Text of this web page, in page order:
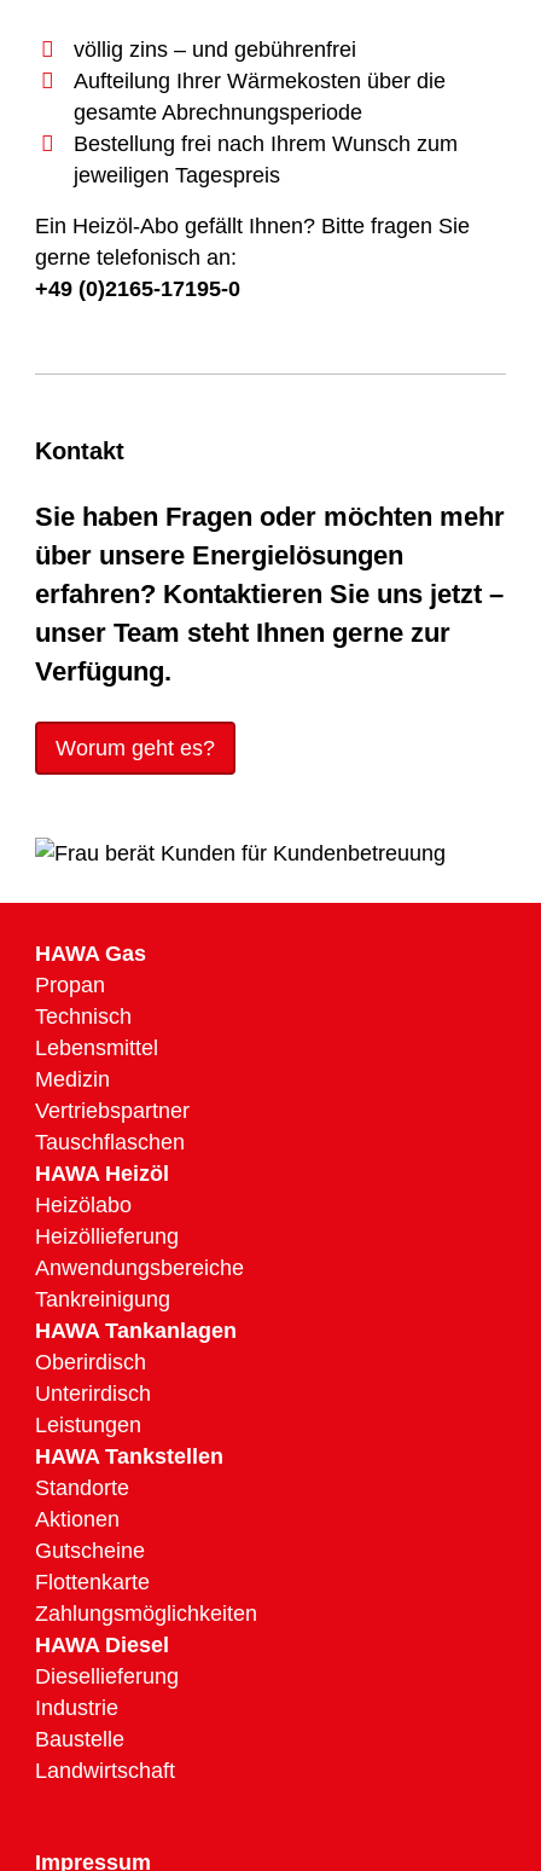
völlig zins – und gebührenfrei
Aufteilung Ihrer Wärmekosten über die
gesamte Abrechnungsperiode
Bestellung frei nach Ihrem Wunsch zum
jeweiligen Tagespreis
Ein Heizöl-Abo gefällt Ihnen? Bitte fragen Sie
gerne telefonisch an:
+49 (0)2165-17195-0
Kontakt
Sie haben Fragen oder möchten mehr
über unsere Energielösungen
erfahren? Kontaktieren Sie uns jetzt –
unser Team steht Ihnen gerne zur
Verfügung.
Worum geht es?
HAWA Gas
Propan
Technisch
Lebensmittel
Medizin
Vertriebspartner
Tauschflaschen
HAWA Heizöl
Heizölabo
Heizöllieferung
Anwendungsbereiche
Tankreinigung
HAWA Tankanlagen
Oberirdisch
Unterirdisch
Leistungen
HAWA Tankstellen
Standorte
Aktionen
Gutscheine
Flottenkarte
Zahlungsmöglichkeiten
HAWA Diesel
Diesellieferung
Industrie
Baustelle
Landwirtschaft
Impressum